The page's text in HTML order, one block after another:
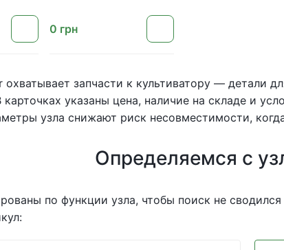
0 грн
охватывает запчасти к культиватору — детали
карточках указаны цена, наличие на складе и
узла снижают риск несовместимости,
Определяемся с
по функции узла, чтобы поиск не